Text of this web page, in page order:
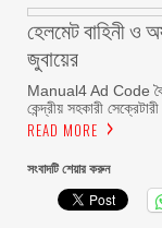
হেলমেট বাহিনী ও
জুবায়ের
Manual4 Ad Code
কেন্দ্রীয় সহকারী
READ MORE
সংবাদটি শেয়ার করুন